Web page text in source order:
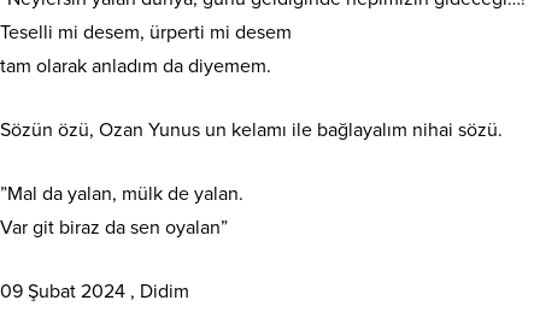
Teselli mi desem, ürperti mi desem
tam olarak anladım da diyemem.
Sözün özü, Ozan Yunus un kelamı ile bağlayalım nihai sözü.
”Mal da yalan, mülk de yalan.
Var git biraz da sen oyalan”
09 Şubat 2024 , Didim